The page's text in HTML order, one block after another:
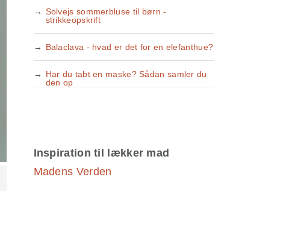
Solvejs sommerbluse til børn -
strikkeopskrift
Balaclava - hvad er det for en elefanthue?
Har du tabt en maske? Sådan samler du
den op
Inspiration til lækker mad
Madens Verden